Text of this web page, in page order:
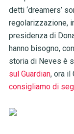
detti ‘dreamers’
regolarizzazione,
presidenza di
hanno bisogno,
storia di Neves è
sul Guardian, ora il
consigliamo di